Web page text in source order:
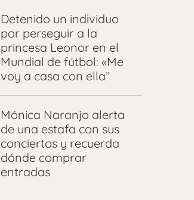
Detenido un individuo
por perseguir a la
princesa Leonor en el
Mundial de fútbol: «Me
voy a casa con ella”
Mónica Naranjo alerta
de una estafa con sus
conciertos y recuerda
dónde comprar
entradas